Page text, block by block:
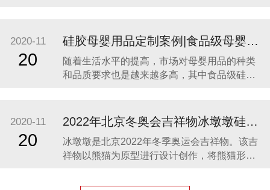
关联呢？ 2014年可口可乐找到我们的时候，我
们也是非常的惊讶，以为是在开玩笑。他们却
很认真的告诉我们，他们想开发一款创意有代
2020-11
20
硅胶母婴用品定制案例|食品级母婴硅胶制品
随着生活水平的提高，市场对母婴用品的种类
和品质要求也是越来越多高，其中食品级硅胶
品的的主要材料之一。众盛硅胶厂家在硅胶制
品行业深耕23年，生产的硅胶母婴用品全球使
用用户超百万。 今天我们就来分享几款热卖的
硅胶母婴
2020-11
20
2022年北京冬奥会吉祥物冰墩墩硅胶制品生产案例
冰墩墩是北京2022年冬季奥运会吉祥物。该吉
祥物以熊猫为原型进行设计创作，将熊猫形象